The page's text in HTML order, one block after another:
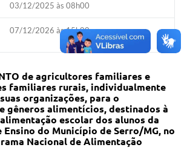
03/12/2025 às 08h00
07/12/2026 às 15h00
de agricultores familiares e
familiares rurais, individualmente
organizações, para o
gêneros alimentícios, destinados à
escolar dos alunos da
Ensino do Município de Serro/MG, no
Nacional de Alimentação